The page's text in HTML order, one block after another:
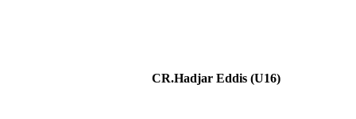
CR.Hadjar Eddis (U16)